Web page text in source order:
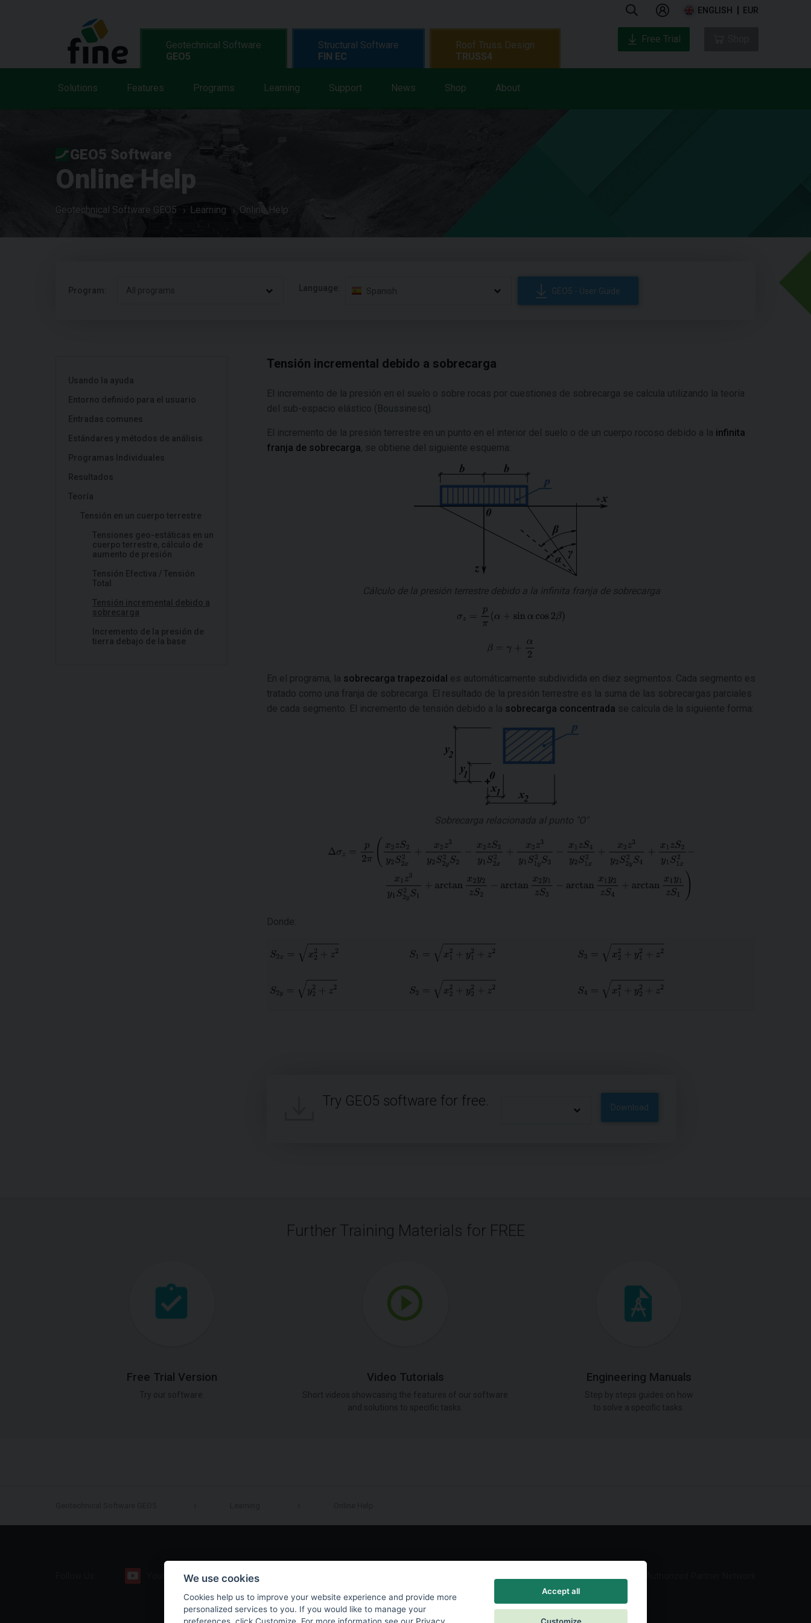
ENGLISH EUR
Geotechnical Software
GEO5
Solutions Features Programs Learning Support News Shop About
Structural Software
FIN EC
Roof Truss Design
TRUSS4
Free Trial
GEO5 Software
Online Help
Geotechnical Software GEO5 Learning Online Help
Program: All programs Language: Spanish GEO5 - User Guide
Usando la ayuda
Entorno definido para el usuario
Entradas comunes
Estándares y métodos de análisis
Programas Individuales
Resultados
Teoría
Tensión en un cuerpo terrestre
Tensiones geo-estáticas en un
cuerpo terrestre, cálculo de
aumento de presión
Tensión Efectiva / Tensión
Total
Tensión incremental debido a
sobrecarga
Incremento de la presión de
tierra debajo de la base
Tensión incremental debido a sobrecarga
El incremento de la presión en el suelo o sobre rocas por cuestiones de sobrecarga se calcula utilizando la teoría
del sub-espacio elástico (Boussinesq).
El incremento de la presión terrestre en un punto en el interior del suelo o de un cuerpo rocoso debido a la infinita
franja de sobrecarga, se obtiene del siguiente esquema:
Cálculo de la presión terrestre debido a la infinita franja de sobrecarga
En el programa, la sobrecarga trapezoidal es automáticamente subdividida en diez segmentos. Cada segmento es
tratado como una franja de sobrecarga. El resultado de la presión terrestre es la suma de las sobrecargas parciales
de cada segmento. El incremento de tensión debido a la sobrecarga concentrada se calcula de la siguiente forma:
Sobrecarga relacionada al punto "O"
Donde:
Try GEO5 software for free. Download
Further Training Materials for FREE
Free Trial Version Video Tutorials Engineering Manuals
Facebook
We use cookies
Cookies help us to improve your website experience and provide more
personalized services to you. If you would like to manage your
Accept all
Customize